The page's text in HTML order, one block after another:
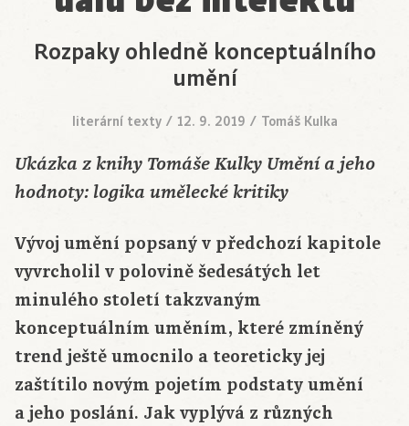
Rozpaky ohledně konceptuálního
umění
literární texty/ 12. 9. 2019 / Tomáš Kulka
Ukázka z knihy Tomáše Kulky Umění a jeho
hodnoty: logika umělecké kritiky
Vývoj umění popsaný v předchozí kapitole
vyvrcholil v polovině šedesátých let
minulého století takzvaným
konceptuálním uměním, které zmíněný
trend ještě umocnilo a teoreticky jej
zaštítilo novým pojetím podstaty umění
a jeho poslání. Jak vyplývá z různých